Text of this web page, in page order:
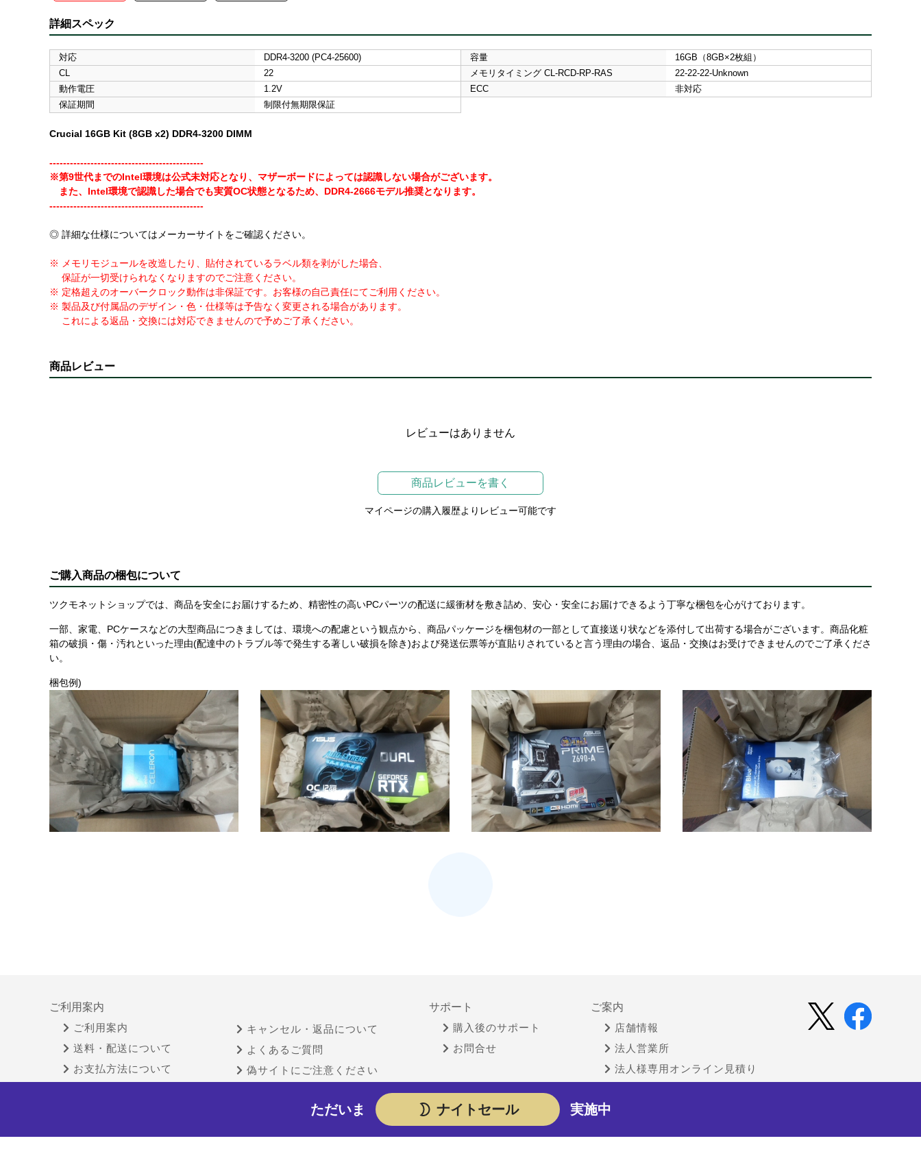
詳細スペック
対応 DDR4-3200 (PC4-25600) 容量
16GB（8GB×2枚組）
CL
22 メモリタイミング CL-RCD-RP-RAS
22-22-22-Unknown
動作電圧
1.2V ECC
非対応
保証期間
制限付無期限保証
Crucial 16GB Kit (8GB x2) DDR4-3200 DIMM
---------------------------------------------
※第9世代までのIntel環境は公式未対応となり、マザーボードによっては認識しない場合がございます。
また、Intel環境で認識した場合でも実質OC状態となるため、DDR4-2666モデル推奨となります。
---------------------------------------------
◎ 詳細な仕様についてはメーカーサイトをご確認ください。
※ メモリモジュールを改造したり、貼付されているラベル類を剥がした場合、
保証が一切受けられなくなりますのでご注意ください。
※ 定格超えのオーバークロック動作は非保証です。お客様の自己責任にてご利用ください。
※ 製品及び付属品のデザイン・色・仕様等は予告なく変更される場合があります。
これによる返品・交換には対応できませんので予めご了承ください。
商品レビュー
レビューはありません
商品レビューを書く
マイページの購入履歴よりレビュー可能です
ご購入商品の梱包について
ツクモネットショップでは、商品を安全にお届けするため、精密性の高いPCパーツの配送に緩衝材を敷き詰め、安心・安全にお届けできるよう丁寧な梱包を心がけております。
一部、家電、PCケースなどの大型商品につきましては、環境への配慮という観点から、商品パッケージを梱包材の一部として直接送り状などを添付して出荷する場合がございます。商品化粧
箱の破損・傷・汚れといった理由(配達中のトラブル等で発生する著しい破損を除き)および発送伝票等が直貼りされていると言う理由の場合、返品・交換はお受けできませんのでご了承くださ
い。
梱包例)
ご利用案内
ご利用案内
送料・配送について
お支払方法について
キャンセル・返品について
よくあるご質問
偽サイトにご注意ください
サポート
購入後のサポート
お問合せ
ご案内
店舗情報
法人営業所
法人様専用オンライン見積り
特定商取引法に基づく表示 古物営業法に基づく表示 個人情報保護方針 サイトポリシー 会社情報 お知らせ（プレスリリース）
ただいま ナイトセール 実施中